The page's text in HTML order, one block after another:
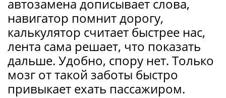
автозамена дописывает слова,
навигатор помнит дорогу,
калькулятор считает быстрее нас,
лента сама решает, что показать
дальше. Удобно, спору нет. Только
мозг от такой заботы быстро
привыкает ехать пассажиром.